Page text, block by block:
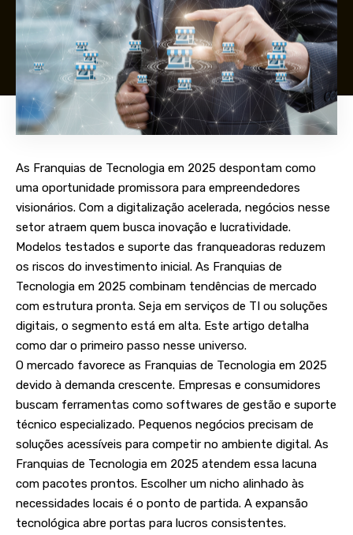
As Franquias de Tecnologia em 2025 despontam como
uma oportunidade promissora para empreendedores
visionários. Com a digitalização acelerada, negócios nesse
setor atraem quem busca inovação e lucratividade.
Modelos testados e suporte das franqueadoras reduzem
os riscos do investimento inicial. As Franquias de
Tecnologia em 2025 combinam tendências de mercado
com estrutura pronta. Seja em serviços de TI ou soluções
digitais, o segmento está em alta. Este artigo detalha
como dar o primeiro passo nesse universo.
O mercado favorece as Franquias de Tecnologia em 2025
devido à demanda crescente. Empresas e consumidores
buscam ferramentas como softwares de gestão e suporte
técnico especializado. Pequenos negócios precisam de
soluções acessíveis para competir no ambiente digital. As
Franquias de Tecnologia em 2025 atendem essa lacuna
com pacotes prontos. Escolher um nicho alinhado às
necessidades locais é o ponto de partida. A expansão
tecnológica abre portas para lucros consistentes.